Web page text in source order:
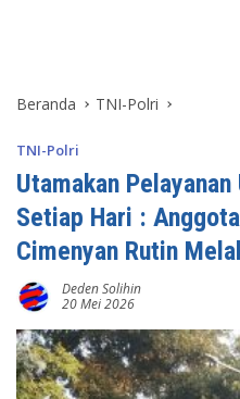
Beranda TNI-Polri
TNI-Polri
Utamakan
Setiap Hari :
Cimenyan Rutin
Deden Solihin
20 Mei 2026